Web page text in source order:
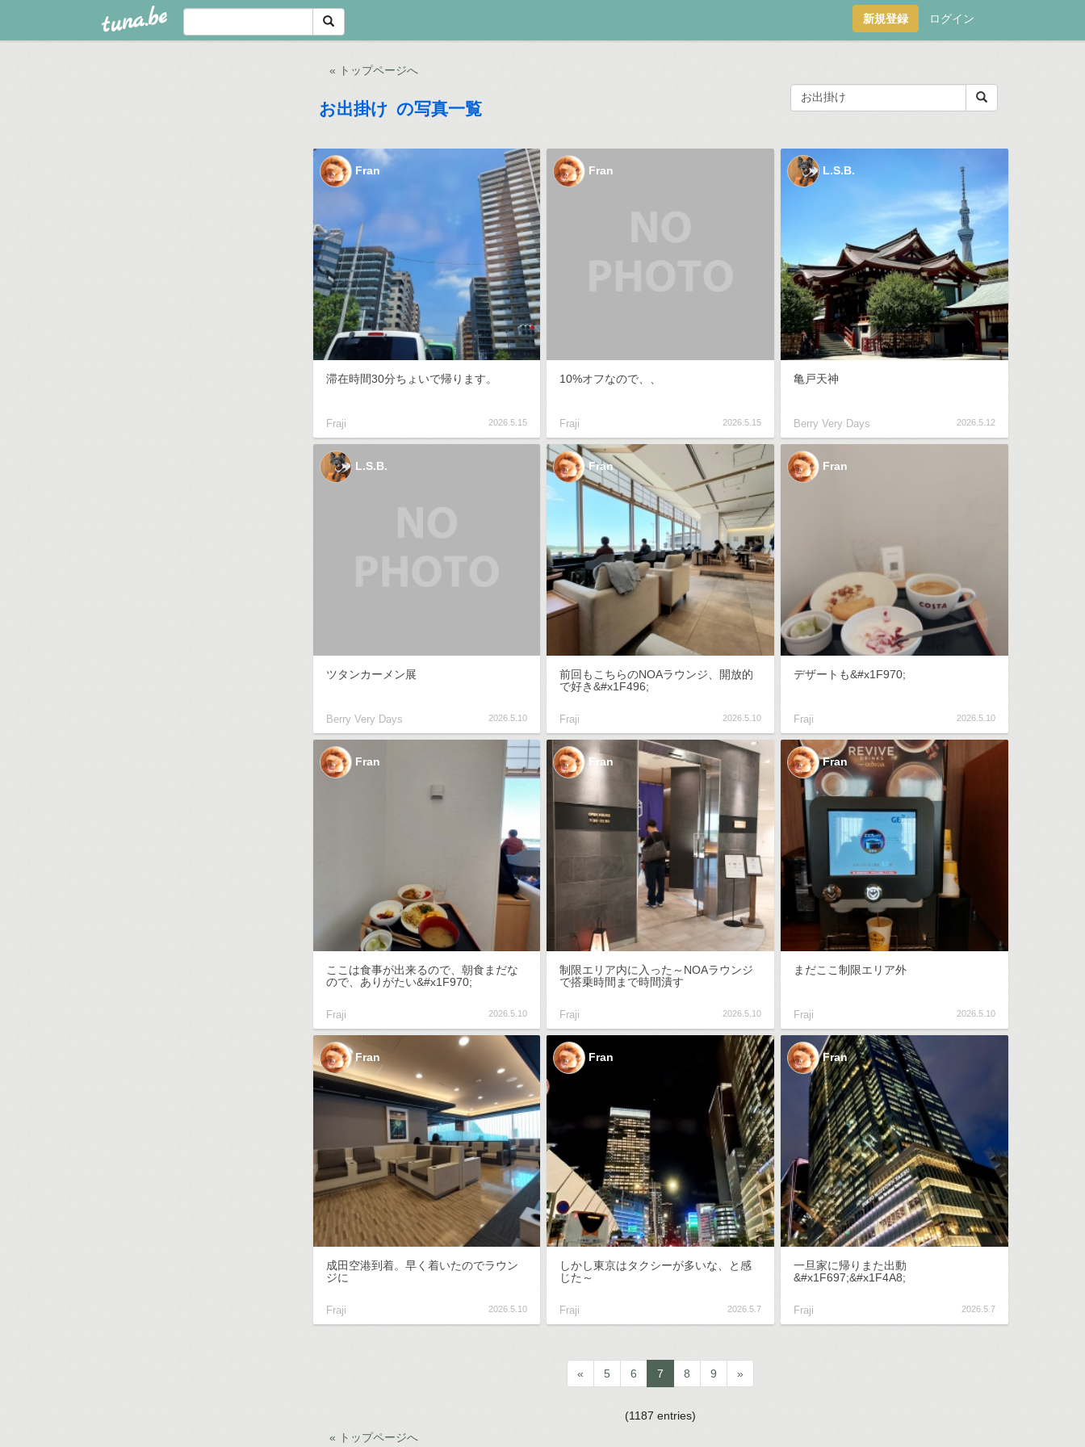
tuna.be 新規登録 ログイン
« トップページへ
お出掛け の写真一覧
Fran
滞在時間30分ちょいで帰ります。
Fraji 2026.5.15
Fran
10%オフなので、、
Fraji 2026.5.15
L.S.B.
亀戸天神
Berry Very Days 2026.5.12
L.S.B.
ツタンカーメン展
Berry Very Days 2026.5.10
Fran
前回もこちらのNOAラウンジ、開放的
で好き&#x1F496;
Fraji 2026.5.10
Fran
デザートも&#x1F970;
Fraji 2026.5.10
Fran
ここは食事が出来るので、朝食まだな
ので、ありがたい&#x1F970;
Fraji 2026.5.10
Fran
制限エリア内に入った～NOAラウンジ
で搭乗時間まで時間潰す
Fraji 2026.5.10
Fran
まだここ制限エリア外
Fraji 2026.5.10
Fran
成田空港到着。早く着いたのでラウン
ジに
Fraji 2026.5.10
Fran
しかし東京はタクシーが多いな、と感
じた～
Fraji 2026.5.7
Fran
一旦家に帰りまた出動
&#x1F697;&#x1F4A8;
Fraji 2026.5.7
« 5 6 7 8 9 »
(1187 entries)
« トップページへ